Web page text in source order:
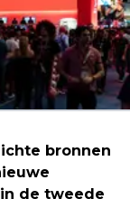
bronnen
de tweede